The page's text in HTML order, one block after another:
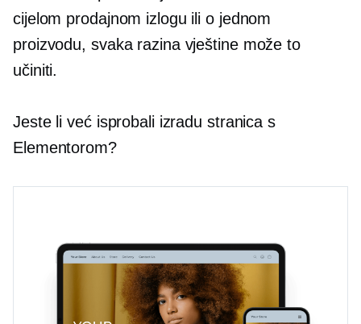
cijelom prodajnom izlogu ili o jednom
proizvodu, svaka razina vještine može to
učiniti.
Jeste li već isprobali izradu stranica s
Elementorom?